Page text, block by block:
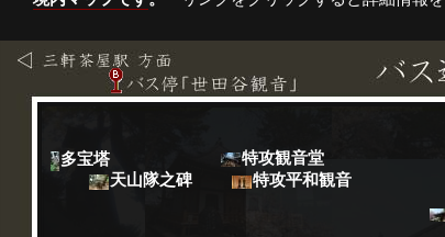
特攻観音堂
特攻平和観音
多宝塔
天山隊之碑